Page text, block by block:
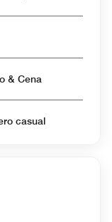
Abierto para Desayuno & Almuerzo & Cena
casual